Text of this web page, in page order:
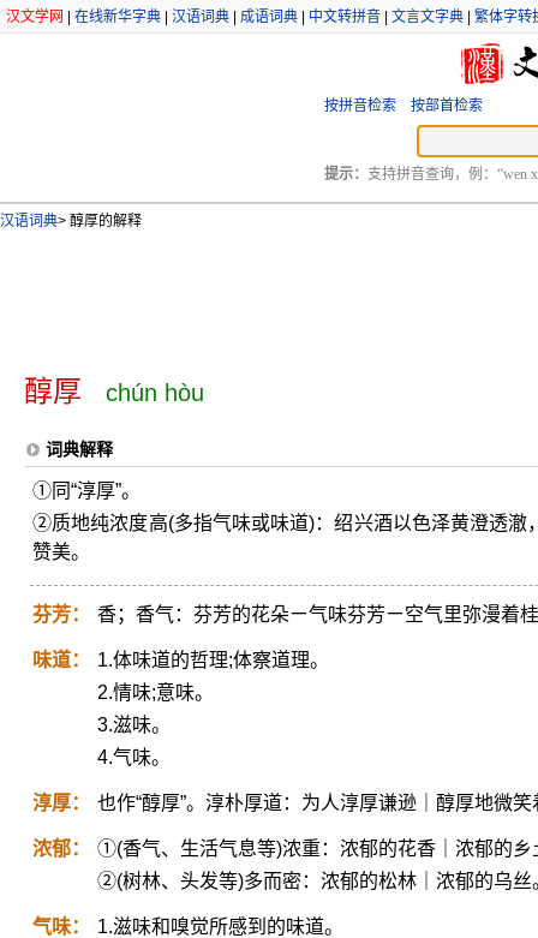
汉文学网 在线新华字典 汉语词典 成语词典 中文转拼音 文言文字典 繁体字转
按拼音检索 按部首检索
提示： 支持拼音查询，例：“wen
汉语词典> 醇厚的解释
醇厚 chún hòu
词典解释
①同“淳厚”。
②质地纯浓度高(多指气味或味道)：绍兴酒以色泽黄澄透澈
赞美。
芬芳： 香；香气：芬芳的花朵ㄧ气味芬芳ㄧ空气里弥漫着
味道：
1.体味道的哲理;体察道理。
2.情味;意味。
3.滋味。
4.气味。
淳厚： 也作“醇厚”。淳朴厚道：为人淳厚谦逊｜醇厚地微笑
浓郁：
①(香气、生活气息等)浓重：浓郁的花香｜浓郁的乡
②(树林、头发等)多而密：浓郁的松林｜浓郁的乌丝
气味：
1.滋味和嗅觉所感到的味道。